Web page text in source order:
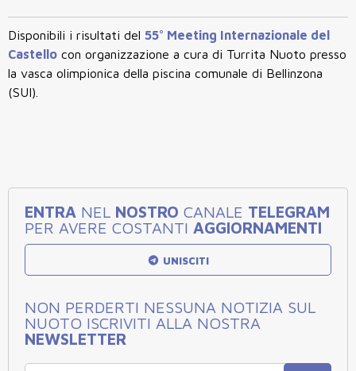
Disponibili i risultati del 55° Meeting Internazionale del
Castello con organizzazione a cura di Turrita Nuoto presso
la vasca olimpionica della piscina comunale di Bellinzona
(SUI).
ENTRA NEL NOSTRO CANALE TELEGRAM
PER AVERE COSTANTI AGGIORNAMENTI
UNISCITI
NON PERDERTI NESSUNA NOTIZIA SUL
NUOTO ISCRIVITI ALLA NOSTRA
NEWSLETTER